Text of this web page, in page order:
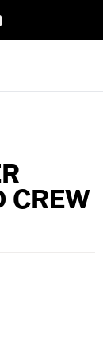
CREW